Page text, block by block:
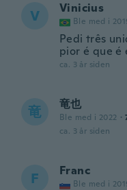
V Vinicius
Ble med i
Pedi três
pior é que é
ca. 3 år siden
竜 竜也
Ble med i 2022 ·
ca. 3 år siden
F Franc
Ble med i